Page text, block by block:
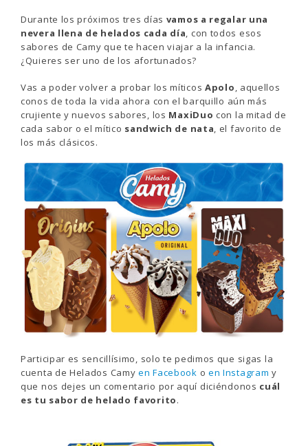
Durante los próximos tres días vamos a regalar una
nevera llena de helados cada día, con todos esos
sabores de Camy que te hacen viajar a la infancia.
¿Quieres ser uno de los afortunados?
Vas a poder volver a probar los míticos Apolo , aquellos
conos de toda la vida ahora con el barquillo aún más
crujiente y nuevos sabores, los MaxiDuo con la mitad de
cada sabor o el mítico sandwich de nata , el favorito de
los más clásicos.
Participar es sencillísimo, solo te pedimos que sigas la
cuenta de Helados Camyen Facebook o en Instagram y
que nos dejes un comentario por aquí diciéndonos cuál
es tu sabor de helado favorito.